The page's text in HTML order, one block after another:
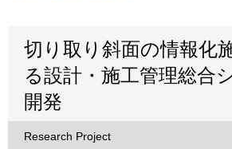
切り取り斜面の情報化
る設計・施工管理総合
開発
Research Project